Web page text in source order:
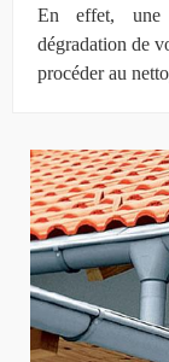
En effet, une
dégradation de
procéder au